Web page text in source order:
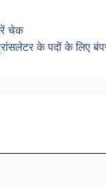
चेक
के पदों के लिए